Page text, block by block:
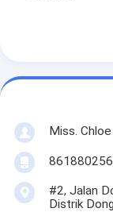
Miss. Chloe
#2, Jalan
Distrik